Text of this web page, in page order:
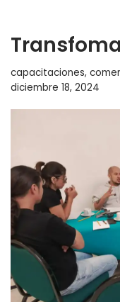
capacitaciones,
diciembre 18, 2024